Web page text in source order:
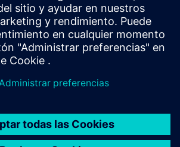
Quality de Siemens ayuda a los
sus objetivos de calidad